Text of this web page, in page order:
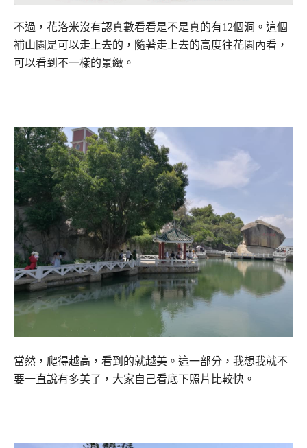
不過，花洛米沒有認真數看看是不是真的有12個洞。這個
補山園是可以走上去的，隨著走上去的高度往花園內看，
可以看到不一樣的景緻。
當然，爬得越高，看到的就越美。這一部分，我想我就不
要一直說有多美了，大家自己看底下照片比較快。